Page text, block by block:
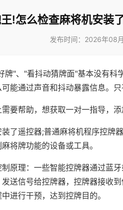
!怎么检查麻将机安装
发布时间：2026年08
牌"、"看抖动猜牌面"基本没有科
能通过声音和抖动暴露信息。只
要帮助，想获取一对一指导，
了遥控器;普通麻将机程序控牌
将牌功能的设备或工具。
原理：一些智能控牌器通过蓝
送信号给控牌器，控牌器接收
进行干预，达到控牌目的。